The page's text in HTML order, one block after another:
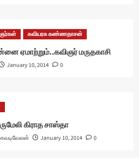
கவியரசு கண்ணதாசன்
ஏமாற்றும்..கவிஞர் மருதகாசி
January 10, 2014 0
கிராத சாஸ்தா
January 10, 2014 0